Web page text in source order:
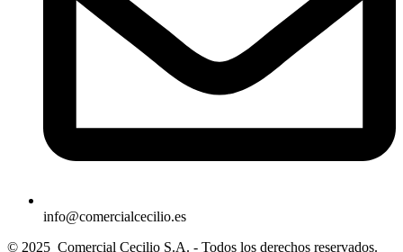
info@comercialcecilio.es
© 2025 Comercial Cecilio S.A. - Todos los derechos reservados.